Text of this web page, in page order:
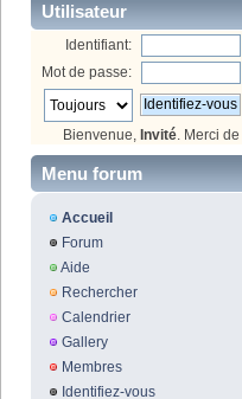
Utilisateur
Identifiant:
Mot de passe:
Bienvenue, Invité. Merci de
Menu forum
Accueil
Forum
Aide
Rechercher
Calendrier
Gallery
Membres
Identifiez-vous